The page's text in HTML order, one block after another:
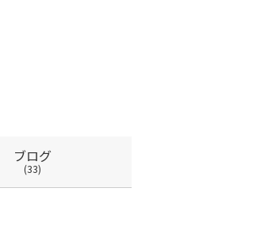
ブログ
(33)